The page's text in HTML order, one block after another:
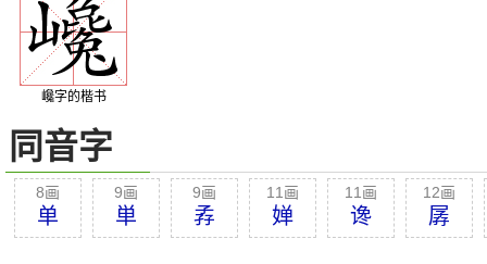
巉字的楷书
同音字
8画
单
9画
単
9画
孨
11画
婵
11画
谗
12画
孱